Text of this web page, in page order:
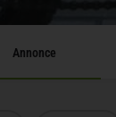
Annonce